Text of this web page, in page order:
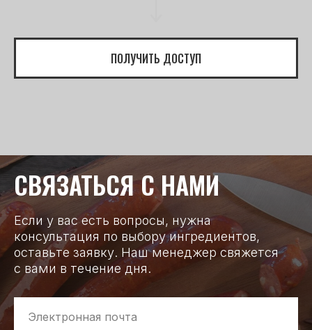
ПОЛУЧИТЬ ДОСТУП
СВЯЗАТЬСЯ С НАМИ
Если у вас есть вопросы, нужна
консультация по выбору ингредиентов,
оставьте заявку. Наш менеджер свяжется
с вами в течение дня.